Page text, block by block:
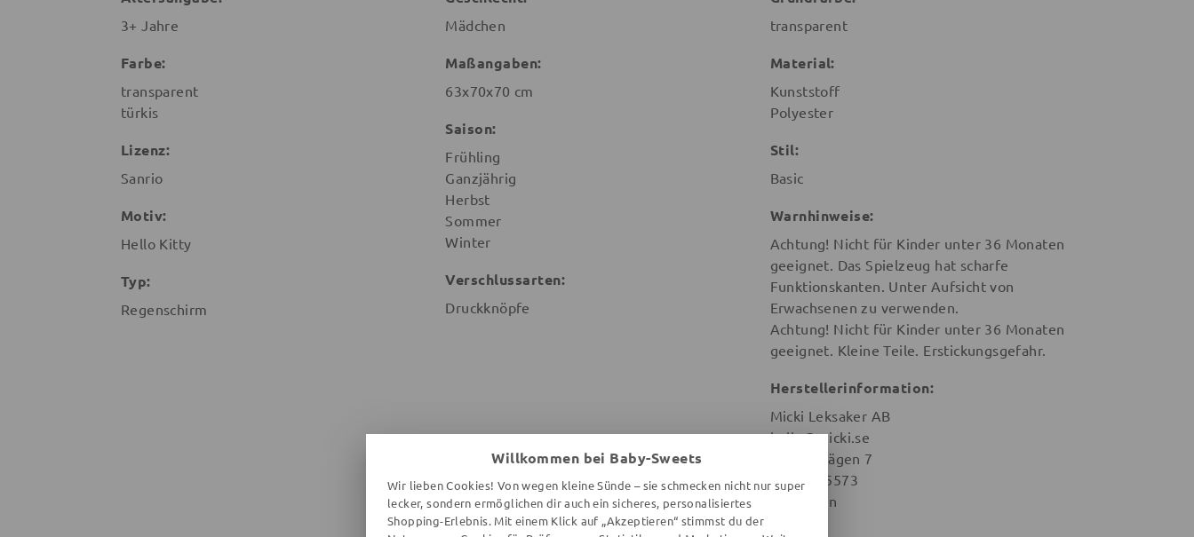
3+ Jahre
Farbe:
transparent
türkis
Lizenz:
Sanrio
Motiv:
Hello Kitty
Typ:
Regenschirm
Mädchen
Maßangaben:
63x70x70 cm
Saison:
Frühling
Ganzjährig
Herbst
Sommer
Winter
Verschlussarten:
Druckknöpfe
transparent
Material:
Kunststoff
Polyester
Stil:
Basic
Warnhinweise:
Achtung! Nicht für Kinder unter 36 Monaten
geeignet. Das Spielzeug hat scharfe
Funktionskanten. Unter Aufsicht von
Erwachsenen zu verwenden.
Achtung! Nicht für Kinder unter 36 Monaten
geeignet. Kleine Teile. Erstickungsgefahr.
Herstellerinformation:
Micki Leksaker AB
hello@micki.se
Industrivägen 7
Gemla 35573
Schweden
Willkommen bei Baby-Sweets
Wir lieben Cookies! Von wegen kleine Sünde – sie schmecken nicht nur super
lecker, sondern ermöglichen dir auch ein sicheres, personalisiertes
Shopping-Erlebnis. Mit einem Klick auf „Akzeptieren“ stimmst du der